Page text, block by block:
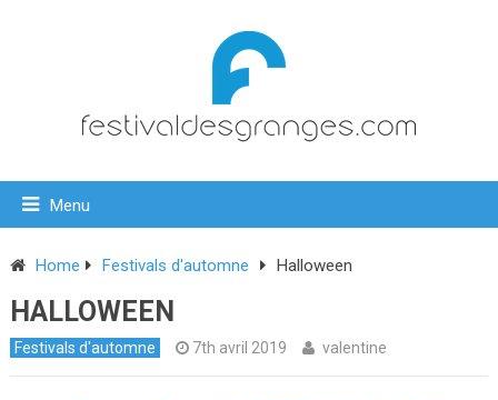
Menu
Home Festivals d'automne Halloween
HALLOWEEN
Festivals d'automne 7th avril 2019 valentine